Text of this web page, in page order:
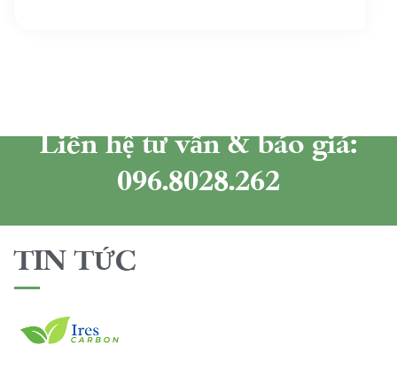
Liên hệ tư vấn & báo giá:
096.8028.262
TIN TỨC